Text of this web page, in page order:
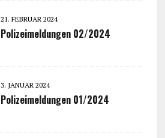
21. FEBRUAR 2024
Polizeimeldungen 02/2024
3. JANUAR 2024
Polizeimeldungen 01/2024